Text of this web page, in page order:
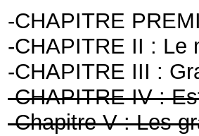
-CHAPITRE
-CHAPITRE II : Le
-CHAPITRE III :
-CHAPITRE IV :
-Chapitre V : Les